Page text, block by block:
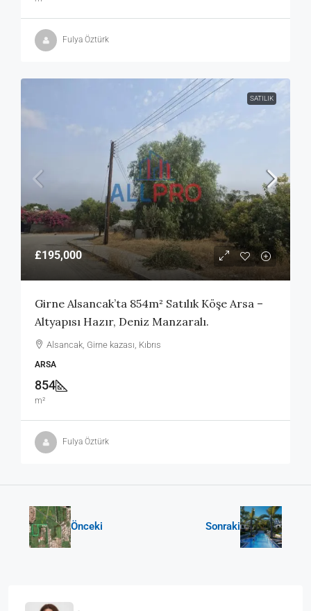
Fulya Öztürk
SATILIK
£195,000
Girne Alsancak’ta 854m² Satılık Köşe Arsa –
Altyapısı Hazır, Deniz Manzaralı.
Alsancak, Girne kazası, Kıbrıs
ARSA
854
m²
Fulya Öztürk
Önceki Sonraki